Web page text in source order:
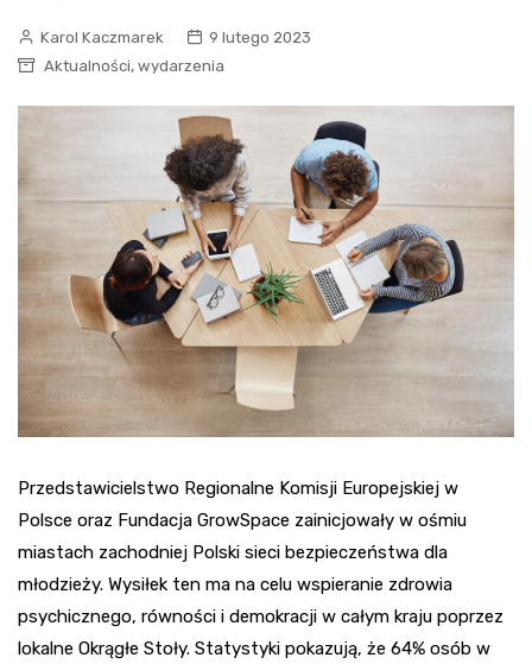
Karol Kaczmarek
9 lutego 2023
Aktualności, wydarzenia
Przedstawicielstwo Regionalne Komisji Europejskiej w
Polsce oraz Fundacja GrowSpace zainicjowały w ośmiu
miastach zachodniej Polski sieci bezpieczeństwa dla
młodzieży. Wysiłek ten ma na celu wspieranie zdrowia
psychicznego, równości i demokracji w całym kraju poprzez
lokalne Okrągłe Stoły. Statystyki pokazują, że 64% osób w